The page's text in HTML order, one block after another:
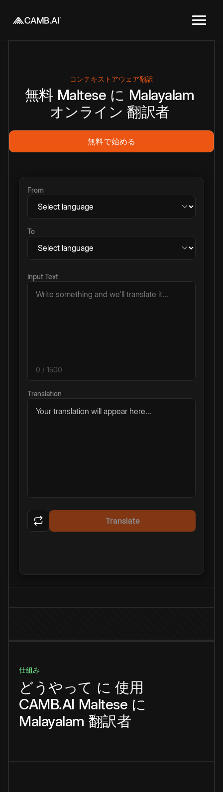
コンテキストアウェア翻訳
無料 Maltese に Malayalam
オンライン 翻訳者
無料で始める
From
To
Input Text
0 / 1500
Translation
Your translation will appear here...
Translate
仕組み
どうやって に 使用
CAMB.AI Maltese に
Malayalam 翻訳者